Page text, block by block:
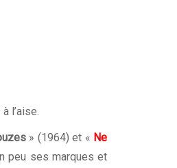
l’aise.
» (1964) et « Ne
peu ses marques et